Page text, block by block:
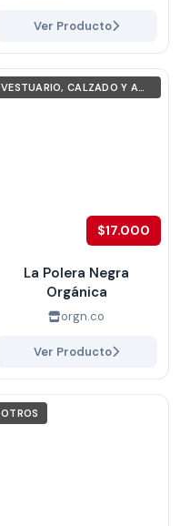
Ver Producto
VESTUARIO, CALZADO Y ACCESORIOS
$17.000
La Polera Negra
Orgánica
orgn.co
Ver Producto
OTROS